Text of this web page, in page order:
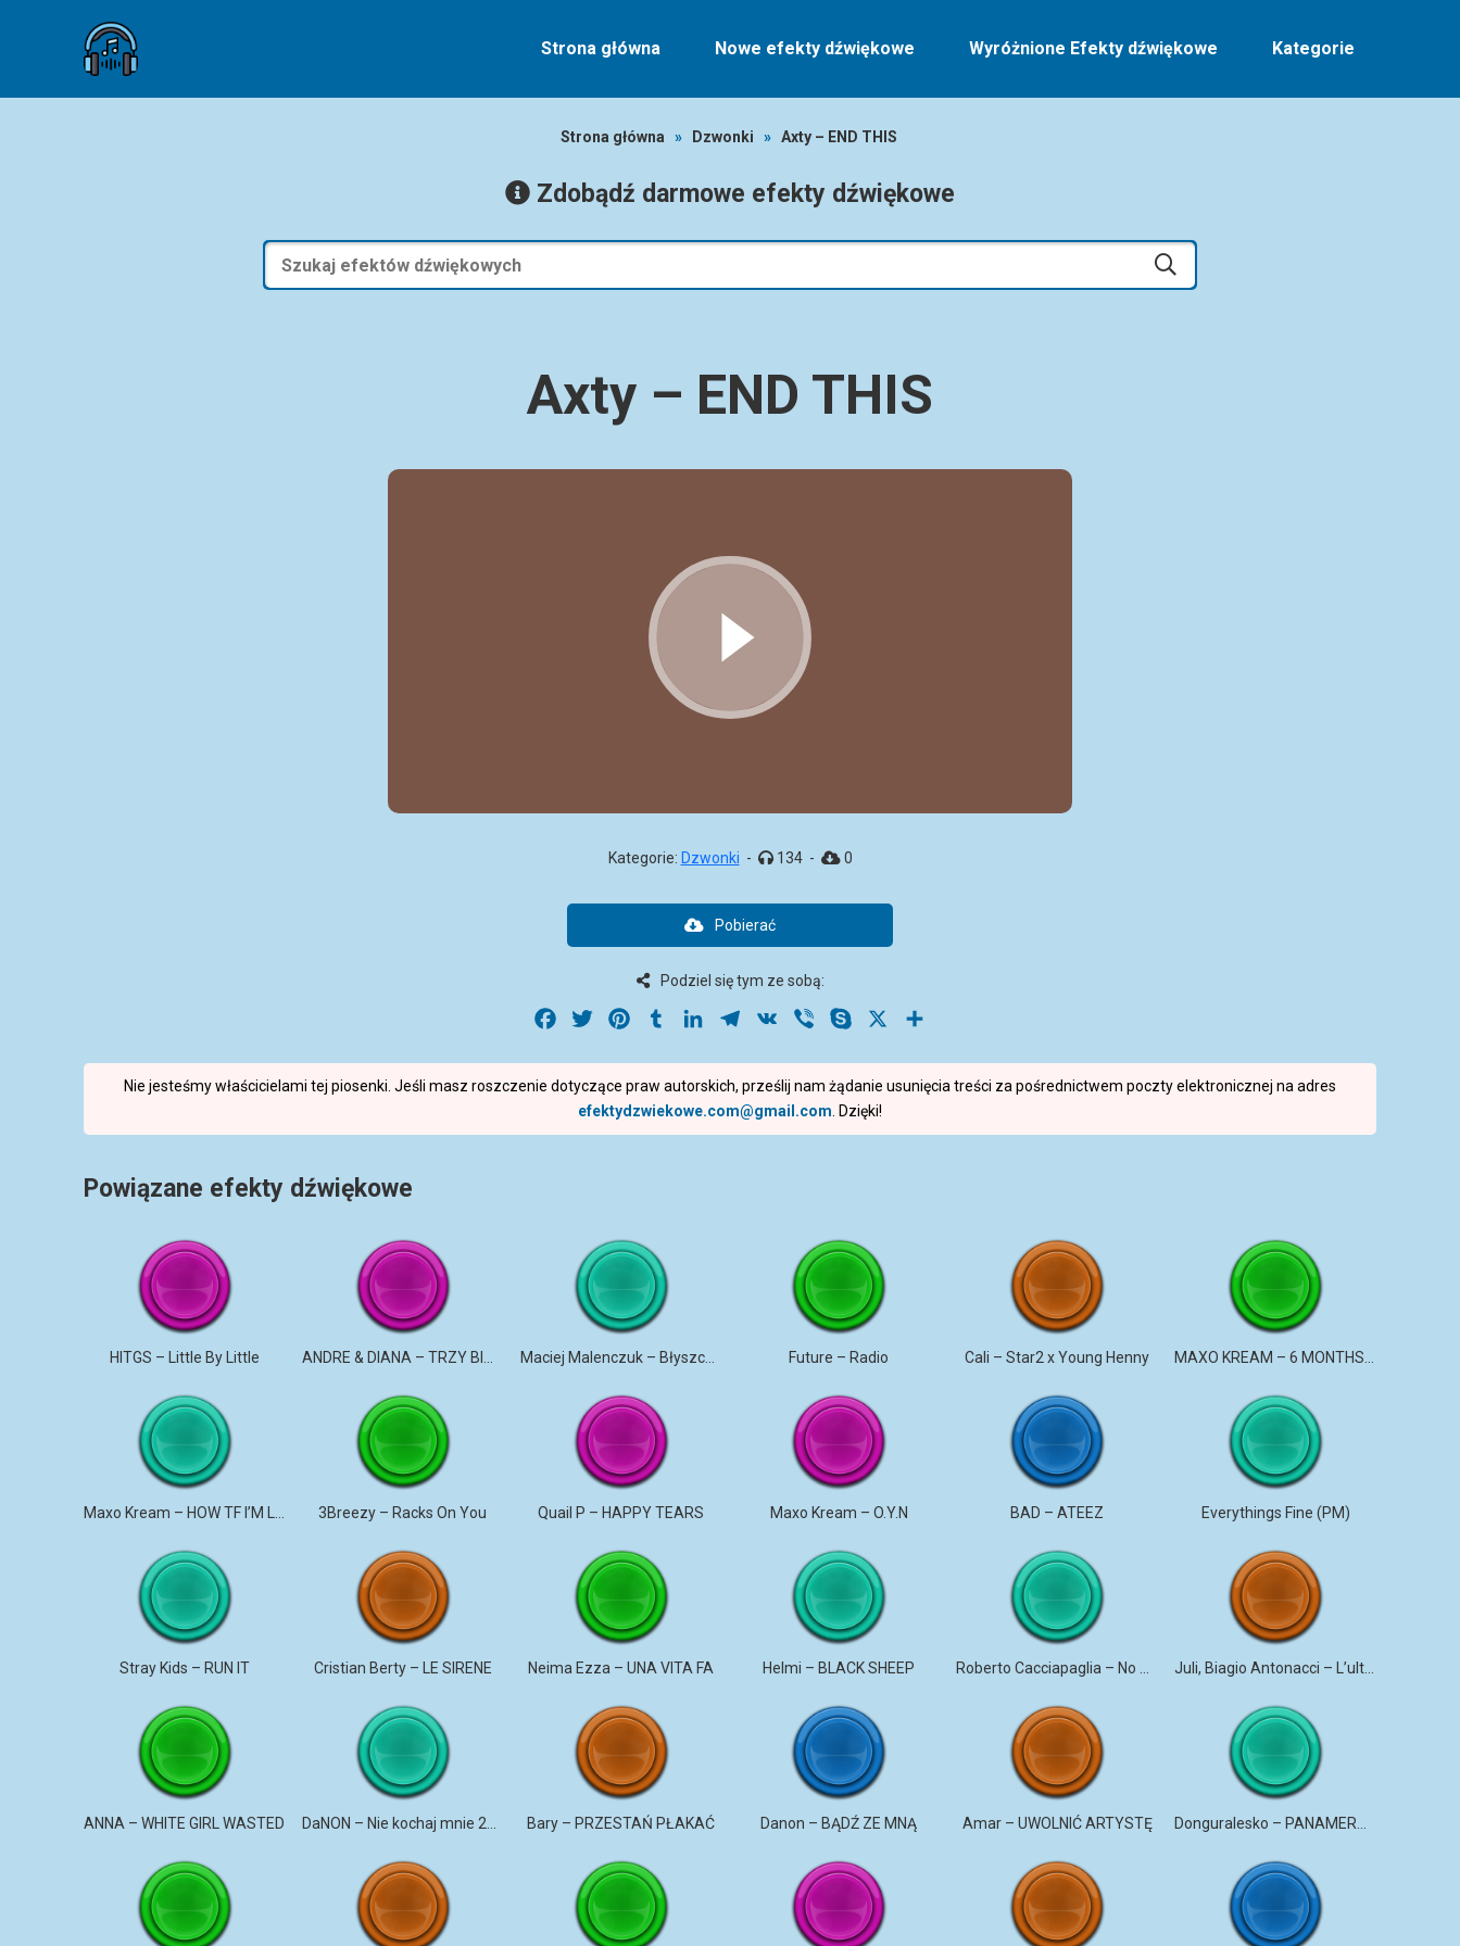
Strona główna Nowe efekty dźwiękowe Wyróżnione Efekty dźwiękowe Kategorie
Strona główna » Dzwonki » Axty – END THIS
Zdobądź darmowe efekty dźwiękowe
Axty – END THIS
Kategorie: Dzwonki - 134 - 0
Pobierać
Podziel się tym ze sobą:
Facebook
Twitter PinterestTumblrLinkedInTelegram
VK Viber Skype
Nie jesteśmy właścicielami tej piosenki. Jeśli masz roszczenie dotyczące praw autorskich, prześlij nam żądanie usunięcia treści za pośrednictwem poczty elektronicznej na adres
efektydzwiekowe.com@gmail.com . Dzięki!
Powiązane efekty dźwiękowe
HITGS – Little By Little Maciej Malenczuk – Błyszczeć Future – Radio Cali – Star2 x Young Henny
3Breezy – Racks On You Quail P – HAPPY TEARS Maxo Kream – O.Y.N BAD – ATEEZ Everythings Fine (PM)
Stray Kids – RUN IT Cristian Berty – LE SIRENE Neima Ezza – UNA VITA FA Helmi – BLACK SHEEP
ANNA – WHITE GIRL WASTED Bary – PRZESTAŃ PŁAKAĆ Danon – BĄDŹ ZE MNĄ Amar – UWOLNIĆ ARTYSTĘ